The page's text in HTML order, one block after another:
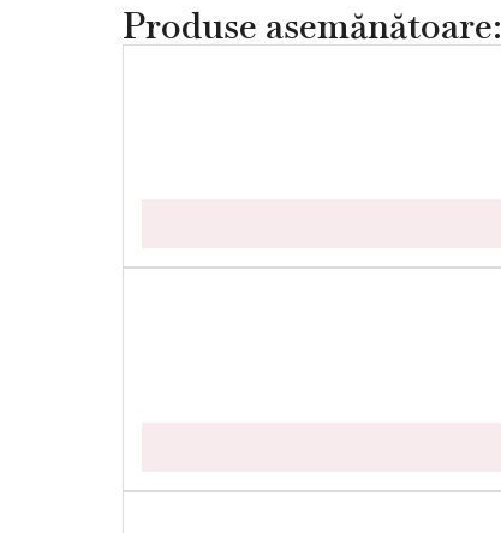
Produse asemănătoare: